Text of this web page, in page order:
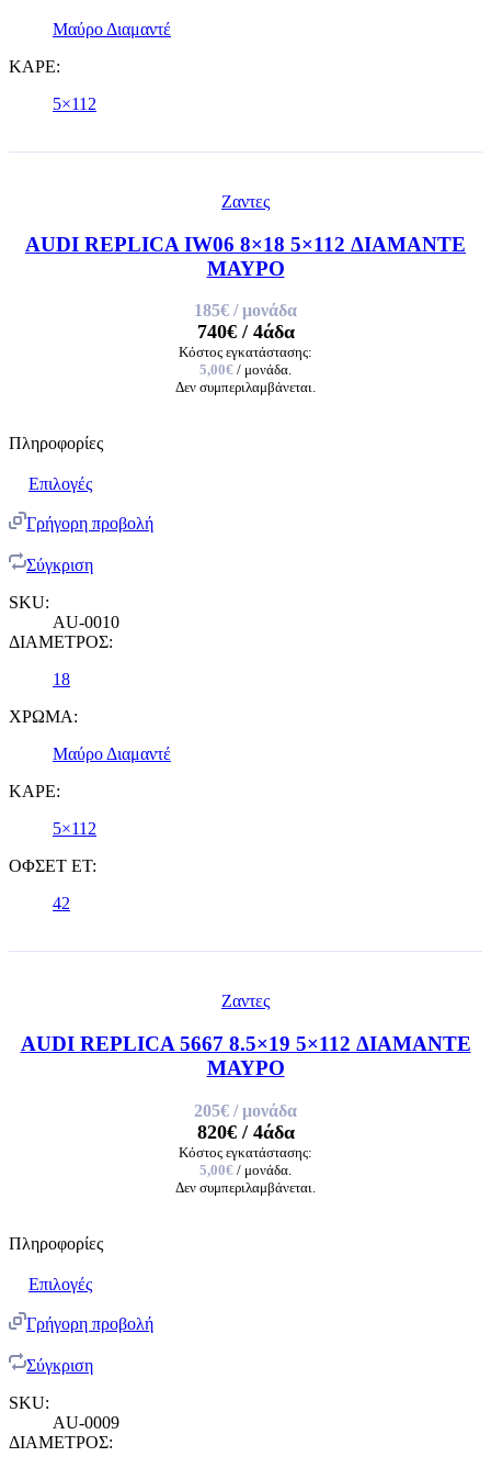
Μαύρο Διαμαντέ
ΚΑΡΕ:
5×112
Ζαντες
AUDI REPLICA IW06 8×18 5×112 ΔΙΑΜΑΝΤΕ
ΜΑΥΡΟ
185€ / μονάδα
740€/ 4άδα
Κόστος εγκατάστασης:
5,00€ / μονάδα.
Δεν συμπεριλαμβάνεται.
Πληροφορίες
Επιλογές
Γρήγορη προβολή
Σύγκριση
SKU:
AU-0010
ΔΙΑΜΕΤΡΟΣ:
18
ΧΡΩΜΑ:
Μαύρο Διαμαντέ
ΚΑΡΕ:
5×112
ΟΦΣΕΤ ET:
42
Ζαντες
AUDI REPLICA 5667 8.5×19 5×112 ΔΙΑΜΑΝΤΕ
ΜΑΥΡΟ
205€ / μονάδα
820€/ 4άδα
Κόστος εγκατάστασης:
5,00€ / μονάδα.
Δεν συμπεριλαμβάνεται.
Πληροφορίες
Επιλογές
Γρήγορη προβολή
Σύγκριση
SKU:
AU-0009
ΔΙΑΜΕΤΡΟΣ: